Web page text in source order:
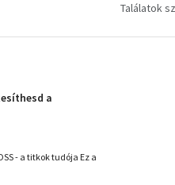
Találatok
a
- a titkok tudója Ez a